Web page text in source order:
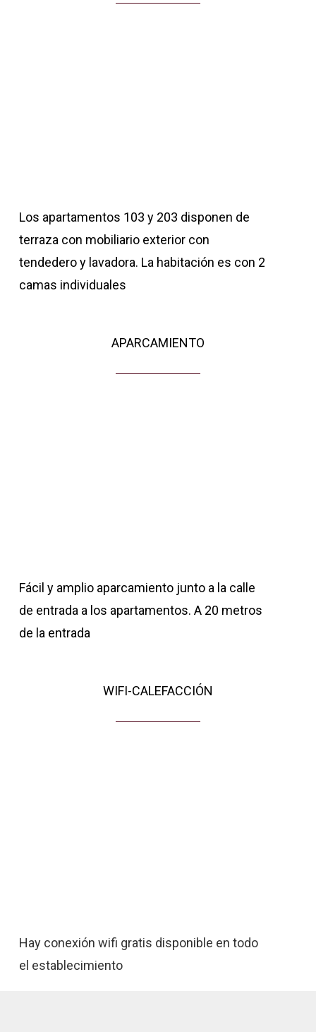
Los apartamentos 103 y 203 disponen de
terraza con mobiliario exterior con
tendedero y lavadora. La habitación es con 2
camas individuales
APARCAMIENTO
Fácil y amplio aparcamiento junto a la calle
de entrada a los apartamentos. A 20 metros
de la entrada
WIFI-CALEFACCIÓN
Hay conexión wifi gratis disponible en todo
el establecimiento